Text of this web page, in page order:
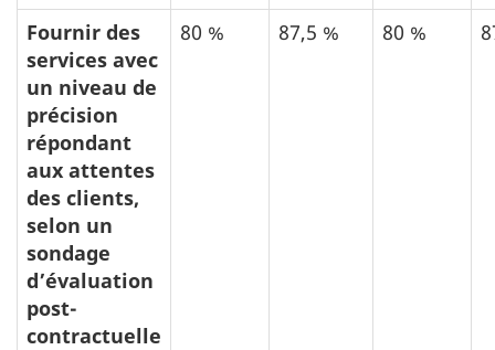
Fournir des
services avec
un niveau de
précision
répondant
aux attentes
des clients,
selon un
sondage
d’évaluation
post-
contractuelle
80 % 87,5 % 80 %